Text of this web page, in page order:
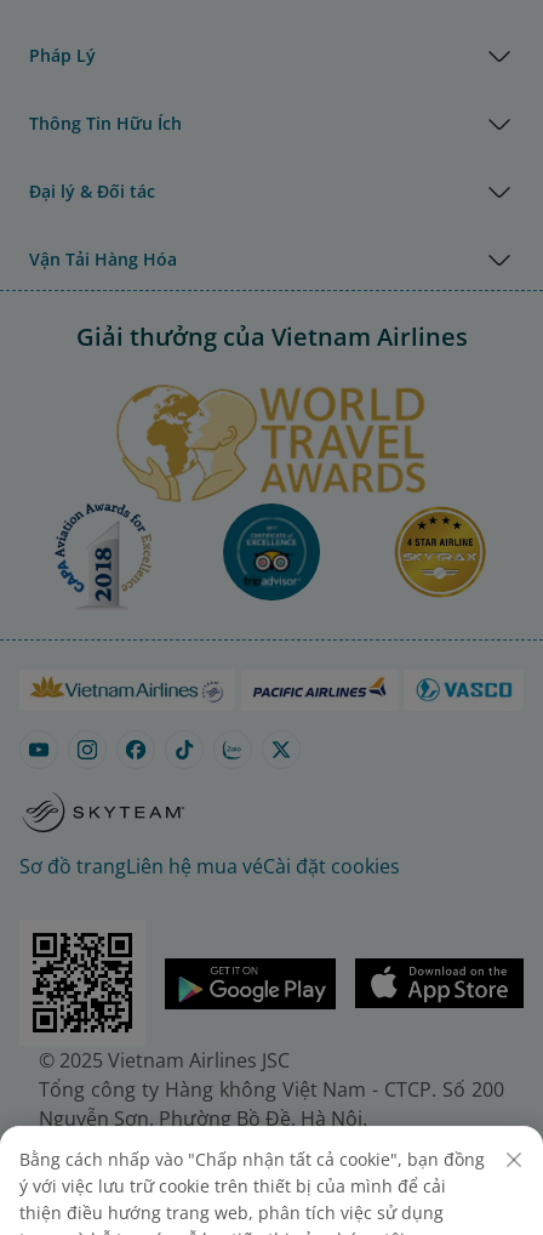
Pháp Lý
Thông Tin Hữu Ích
Đại lý & Đối tác
Vận Tải Hàng Hóa
Giải thưởng của Vietnam Airlines
Sơ đồ trangLiên hệ mua véCài đặt cookies
© 2025 Vietnam Airlines JSC
Tổng công ty Hàng không Việt Nam - CTCP. Số 200
Nguyễn Sơn, Phường Bồ Đề, Hà Nội.
Điện thoại: (+84-24) 38272289. Fax: (+84-24)
38722375
Giấy chứng nhận đăng ký doanh nghiệp, mã số
Bằng cách nhấp vào "Chấp nhận tất cả cookie", bạn đồng
ý với việc lưu trữ cookie trên thiết bị của mình để cải
thiện điều hướng trang web, phân tích việc sử dụng